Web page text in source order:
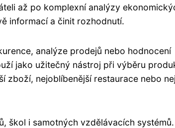
až po komplexní analýzy
informací a činit rozhodnutí.
analýze prodejů nebo hodnocení
jako užitečný nástroj při výběru
zboží, nejoblíbenější restaurace nebo
škol i samotných vzdělávacích systémů.